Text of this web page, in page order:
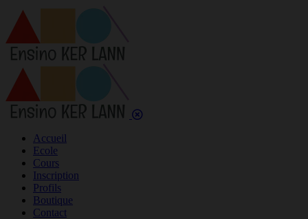
Accueil
Ecole
Cours
Inscription
Profils
Boutique
Contact